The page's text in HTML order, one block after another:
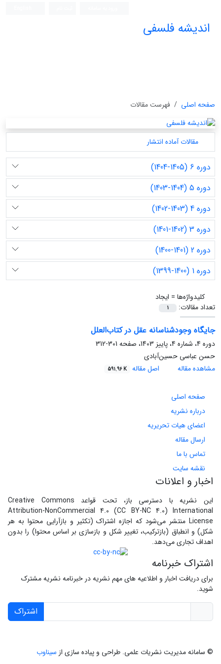
اندیشه فلسفی
صفحه اصلی فهرست مقالات
مقالات آماده انتشار
دوره 6 (1405-1404)
دوره 5 (1404-1403)
دوره 4 (1403-1402)
دوره 3 (1402-1401)
دوره 2 (1401-1400)
دوره 1 (1400-1399)
کلیدواژه‌ها = ایجاد
تعداد مقالات:
1
جایگاه وجودشناسانه عقل در کتاب‌العلل
دوره 4، شماره 4، پاییز 1403، صفحه
301-312
حسن عباسی حسین‌آبادی
مشاهده مقاله
اصل مقاله 591.96 K
صفحه اصلی
درباره نشریه
اعضای هیات تحریریه
ارسال مقاله
تماس با ما
نقشه سایت
اخبار و اعلانات
این نشریه با دسترسی باز، تحت قواعد Creative Commons
Attribution-NonCommercial 4.0 (CC BY-NC 4.0) International
License منتشر می‌شود که اجازه اشتراک (تکثیر و بازآرایی محتوا به هر
شکل) و انطباق (بازترکیب، تغییر شکل و بازسازی بر اساس محتوا) را بدون
اهداف تجاری می‌دهد.
اشتراک خبرنامه
برای دریافت اخبار و اطلاعیه های مهم نشریه در خبرنامه نشریه مشترک
شوید.
اشتراک
© سامانه مدیریت نشریات علمی. طراحی و پیاده سازی از سیناوب